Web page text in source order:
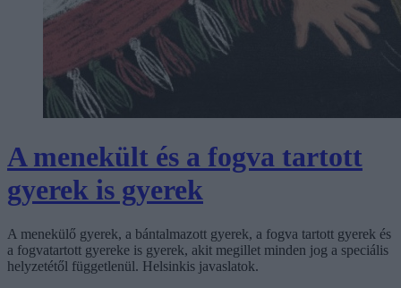
A menekült és a fogva tartott
gyerek is gyerek
A menekülő gyerek, a bántalmazott gyerek, a fogva tartott gyerek és
a fogvatartott gyereke is gyerek, akit megillet minden jog a speciális
helyzetétől függetlenül. Helsinkis javaslatok.